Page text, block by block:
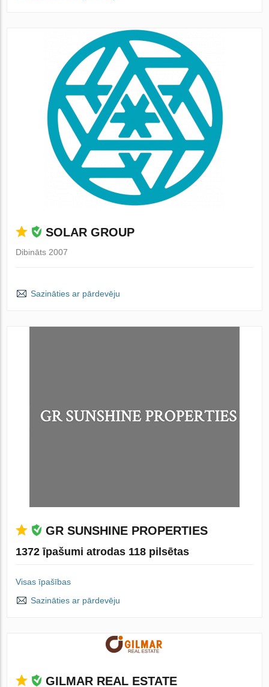
SOLAR GROUP
Dibināts 2007
Sazināties ar pārdevēju
GR SUNSHINE PROPERTIES
1372 īpašumi atrodas 118 pilsētas
Visas īpašības
Sazināties ar pārdevēju
GILMAR REAL ESTATE